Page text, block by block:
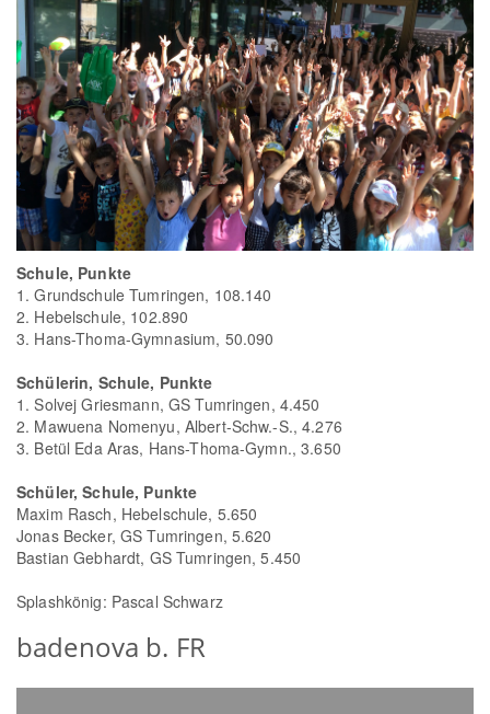
Schule, Punkte
1. Grundschule Tumringen, 108.140
2. Hebelschule, 102.890
3. Hans-Thoma-Gymnasium, 50.090
Schülerin, Schule, Punkte
1. Solvej Griesmann, GS Tumringen, 4.450
2. Mawuena Nomenyu, Albert-Schw.-S., 4.276
3. Betül Eda Aras, Hans-Thoma-Gymn., 3.650
Schüler, Schule, Punkte
Maxim Rasch, Hebelschule, 5.650
Jonas Becker, GS Tumringen, 5.620
Bastian Gebhardt, GS Tumringen, 5.450
Splashkönig: Pascal Schwarz
badenova b. FR